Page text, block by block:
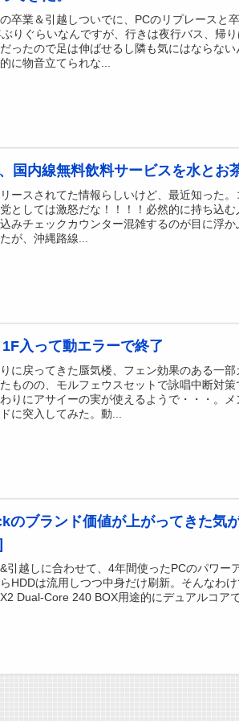
卒業＆引越しついでに、PCのリプレースと
りぐらいなんですが、行きは夜行バス、帰
ったので足は伸ばせるし隣も気にはならな
に物音立てられな...
国内線無料飲料サービスを水とお
ースされてた情報らしいけど、最近知った
としては激怒だな！！！！必然的に持ち込
みチェックカウンター混雑するのが目に浮
が、沖縄路線...
入って動エラーで終了
に戻ってきた蜃気楼、フェン効果のある一
ものの、モルフェウスセットで詠唱中断対
りにアサイーの実が使えるようで・・・。
に突入してみた。動...
のブランド価値が上がってきた気
引越しに合わせて、4年間使ったPCのパワー
HDDは流用しつつ中身だけ刷新。そんなわ
Dual-Core 240 BOX用途的にデュアルコア